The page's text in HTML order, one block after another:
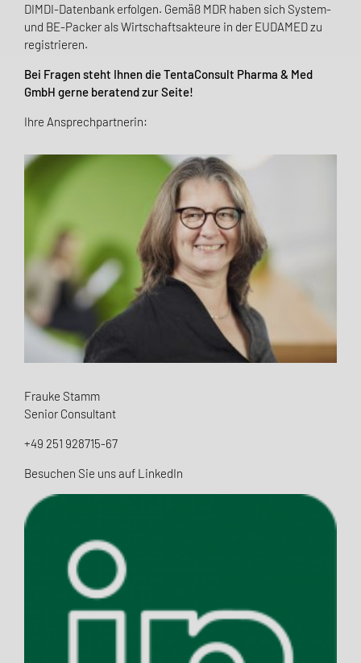
DIMDI-Daten­bank erfolgen. Gemäß MDR haben sich System-
und BE-Packer als Wirtschaftsakteure in der EUDAMED zu
registrieren.
Bei Fragen steht Ihnen die TentaConsult Pharma & Med
GmbH gerne beratend zur Seite!
Ihre Ansprechpartnerin:
Frauke Stamm
Senior Consultant
+49 251 928715-67
Besuchen Sie uns auf LinkedIn